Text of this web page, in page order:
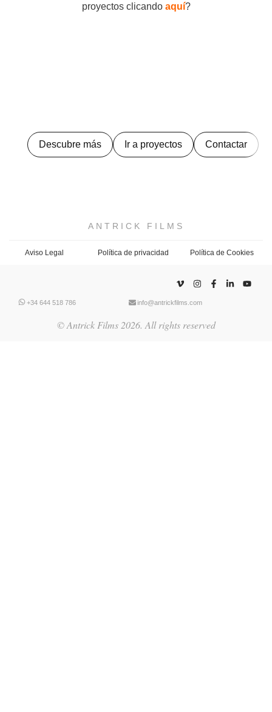
proyectos clicando aquí?
Descubre más Ir a proyectos Contactar
ANTRICK FILMS
Aviso Legal Política de privacidad Política de Cookies
© Antrick Films 2026. All rights reserved
+34 644 518 786 info@antrickfilms.com